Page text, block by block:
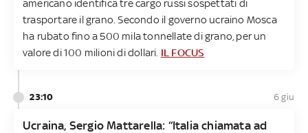
americano identifica tre cargo russi sospettati di
trasportare il grano. Secondo il governo ucraino Mosca
ha rubato fino a 500 mila tonnellate di grano, per un
valore di 100 milioni di dollari. IL FOCUS
23:10 6 giu
Ucraina, Sergio Mattarella: “Italia chiamata ad